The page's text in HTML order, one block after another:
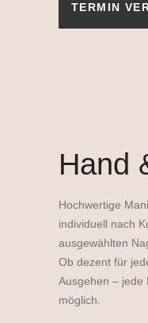
TERMIN
Hand
Hochwertige
individuell nach
ausgewählten
Ob dezent für
Ausgehen – jede
möglich.